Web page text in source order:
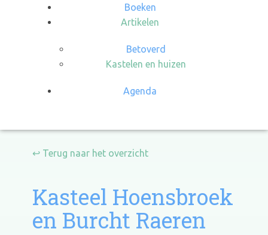
Boeken
Artikelen
Betoverd
Kastelen en huizen
Agenda
↩ Terug naar het overzicht
Kasteel Hoensbroek
en Burcht Raeren